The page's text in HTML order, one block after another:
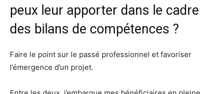
peux leur apporter dans le cadre
des bilans de compétences ?
Faire le point sur le passé professionnel et favoriser
l’émergence d’un projet.